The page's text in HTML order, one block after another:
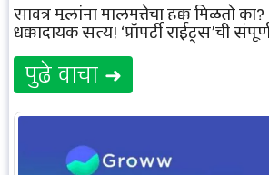
सावत्र मुलांना मालमत्तेचा हक्क मिळतो का?
धक्कादायक सत्य! ‘प्रॉपर्टी राईट्स’ची
पुढे वाचा ➜